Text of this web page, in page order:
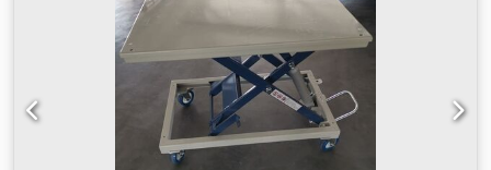
Grande Dkodpfxjh A Hxie Afvor sem tampo Descrição: ᐳ
Mesa elevatória móvel tipo tesoura com tesoura horizontal
dupla, versão básica sem tampo; com estrutura de base de
plataforma para suporte de diversos tampos; 4 rodízios
giratórios, 2 com freios; diâmetro da roda 125 mm;
acionada por bomba de pé Capacidade de carga em kg:
350 Peso em kg: 150 Curso útil em mm: 610 Altura em mm: